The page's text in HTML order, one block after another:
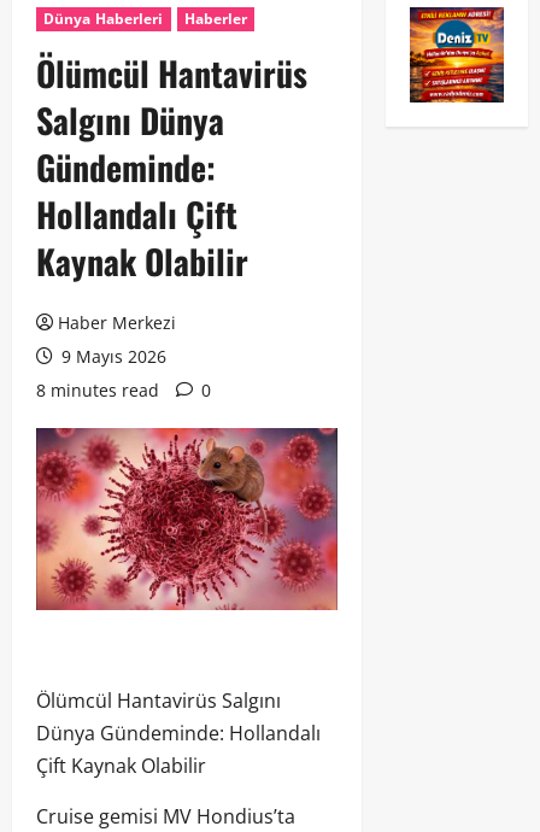
Dünya Haberleri Haberler
Ölümcül Hantavirüs
Salgını Dünya
Gündeminde:
Hollandalı Çift
Kaynak Olabilir
Haber Merkezi
9 Mayıs 2026
8 minutes read
0
Ölümcül Hantavirüs Salgını
Dünya Gündeminde: Hollandalı
Çift Kaynak Olabilir
Cruise gemisi MV Hondius’ta